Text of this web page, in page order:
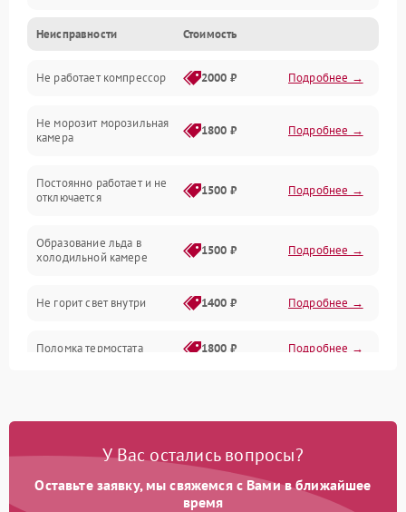
Механика
Электропитание
Дренаж
Неисправности Стоимость
Не работает компрессор 2000 ₽ Подробнее →
Не морозит морозильная
камера
1800 ₽ Подробнее →
Постоянно работает и не
отключается
1500 ₽ Подробнее →
Образование льда в
холодильной камере
1500 ₽ Подробнее →
Не горит свет внутри 1400 ₽ Подробнее →
Поломка термостата 1800 ₽ Подробнее →
Образование конденсата
1800 ₽ Подробнее →
У Вас остались вопросы?
Оставьте заявку, мы свяжемся с Вами в ближайшее
время